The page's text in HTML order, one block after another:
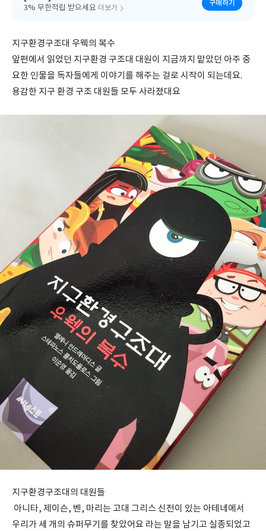
3% 무한적립 받으세요 더보기
구매하기
지구환경구조대 우웩의 복수
앞편에서 읽었던 지구환경 구조대 대원이 지금까지 맡았던 아주 중
요한 인물을 독자들에게 이야기를 해주는 걸로 시작이 되는데요.
용감한 지구 환경 구조 대원들 모두 사라졌대요
지구환경구조대의 대원들
아니타, 제이슨, 벤, 마리는 고대 그리스 신전이 있는 아테네에서
우리가 세 개의 슈퍼무기를 찾았어요 라는 말을 남기고 실종되었고